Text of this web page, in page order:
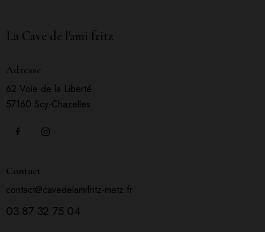
La Cave de l'ami fritz
Adresse
62 Voie de la Liberté
57160 Scy-Chazelles
Contact
contact@cavedelamifritz-metz.fr
03 87 32 75 04